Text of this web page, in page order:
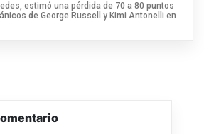
estimó una pérdida de 70 a 80 puntos
de George Russell y Kimi Antonelli en